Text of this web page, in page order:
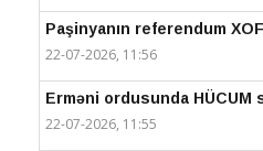
Paşinyanın referendum
22-07-2026, 11:56
Erməni ordusunda HÜCUM
22-07-2026, 11:55